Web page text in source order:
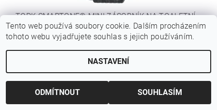
TORK SMARTONE® MINI ZÁSOBNÍK NA TOALETNÍ
PAPÍR, 681008
840 Kč bez DPH
1 016,40 Kč
Hmotnost 0.5 kg
Tento web používá soubory cookie. Dalším procházením
tohoto webu vyjadřujete souhlas s jejich používáním.
NASTAVENÍ
ODMÍTNOUT SOUHLASÍM